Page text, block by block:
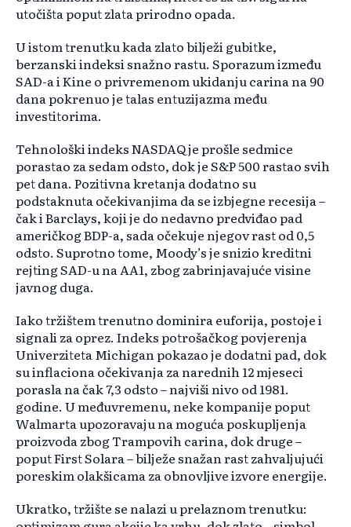
utočišta poput zlata prirodno opada.
U istom trenutku kada zlato bilježi gubitke,
berzanski indeksi snažno rastu. Sporazum između
SAD-a i Kine o privremenom ukidanju carina na 90
dana pokrenuo je talas entuzijazma među
investitorima.
Tehnološki indeks NASDAQ je prošle sedmice
porastao za sedam odsto, dok je S&P 500 rastao svih
pet dana. Pozitivna kretanja dodatno su
podstaknuta očekivanjima da se izbjegne recesija –
čak i Barclays, koji je do nedavno predviđao pad
američkog BDP-a, sada očekuje njegov rast od 0,5
odsto. Suprotno tome, Moody’s je snizio kreditni
rejting SAD-u na AA1, zbog zabrinjavajuće visine
javnog duga.
Iako tržištem trenutno dominira euforija, postoje i
signali za oprez. Indeks potrošačkog povjerenja
Univerziteta Michigan pokazao je dodatni pad, dok
su inflaciona očekivanja za narednih 12 mjeseci
porasla na čak 7,3 odsto – najviši nivo od 1981.
godine. U međuvremenu, neke kompanije poput
Walmarta upozoravaju na moguća poskupljenja
proizvoda zbog Trampovih carina, dok druge –
poput First Solara – bilježe snažan rast zahvaljujući
poreskim olakšicama za obnovljive izvore energije.
Ukratko, tržište se nalazi u prelaznom trenutku: